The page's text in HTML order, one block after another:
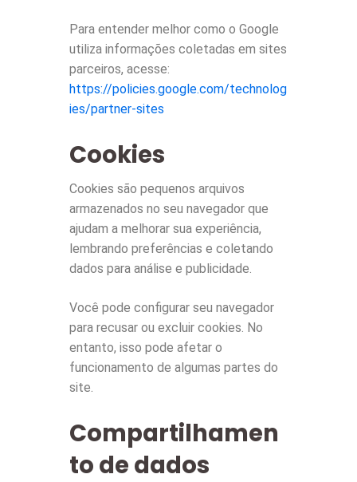
Para entender melhor como o Google
utiliza informações coletadas em sites
parceiros, acesse:
https://policies.google.com/technolog
ies/partner-sites
Cookies
Cookies são pequenos arquivos
armazenados no seu navegador que
ajudam a melhorar sua experiência,
lembrando preferências e coletando
dados para análise e publicidade.
Você pode configurar seu navegador
para recusar ou excluir cookies. No
entanto, isso pode afetar o
funcionamento de algumas partes do
site.
Compartilhamen
to de dados